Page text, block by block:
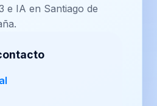
e IA en Santiago de